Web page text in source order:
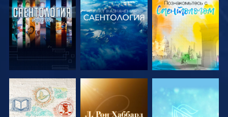
СМОТРЕТЬ
СМОТРЕТЬ
СМОТРЕТЬ